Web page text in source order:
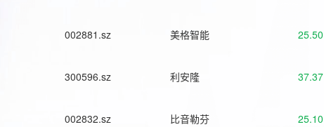
002881.sz 美格智能 25.50
300596.sz 利安隆 37.37
002832.sz 比音勒芬 25.10